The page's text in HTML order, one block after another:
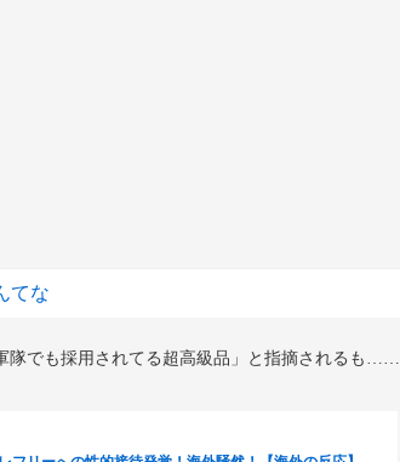
てな
隊でも採用されてる超高級品」と指摘されるも……